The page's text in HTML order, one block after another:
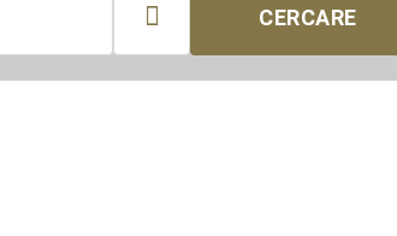
 CERCARE